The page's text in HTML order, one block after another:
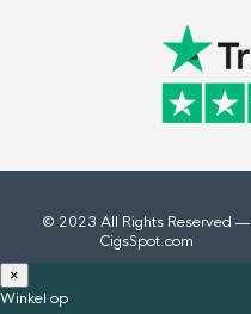
© 2023 All Rights Reserved —
CigsSpot.com
×
Winkel op